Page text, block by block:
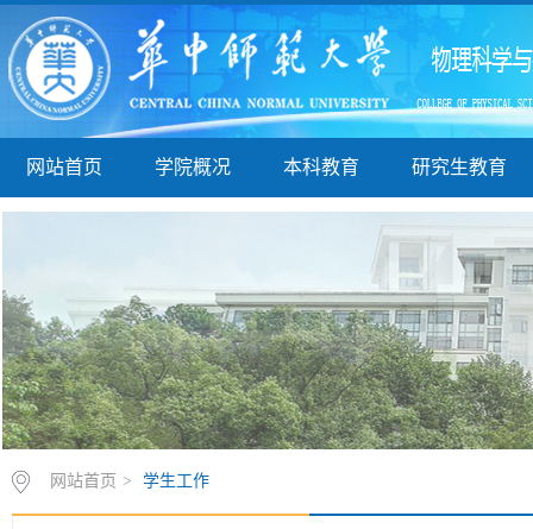
网站首页 学院概况 本科教育 研究生教育
网站首页 > 学生工作